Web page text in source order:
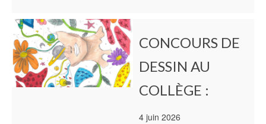
CONCOURS DE
DESSIN AU
COLLÈGE :
4 juin 2026